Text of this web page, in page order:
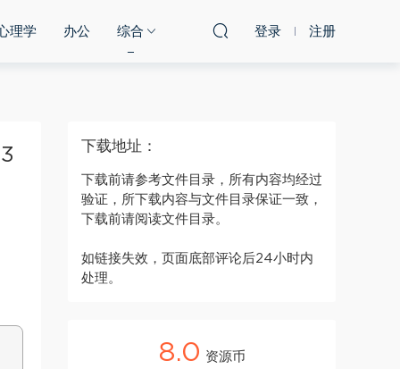
理学 办公 综合 登录 注册
下载地址：
下载前请参考文件目录，所有内容均经过
验证，所下载内容与文件目录保证一致，
下载前请阅读文件目录。
如链接失效，页面底部评论后24小时内
处理。
8.0 资源币